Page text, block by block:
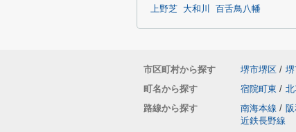
上野芝
大和川 百舌鳥八幡
市区町村から探す 堺市堺区 /
町名から探す
宿院町東 /
路線から探す
南海本線 /
近鉄長野線